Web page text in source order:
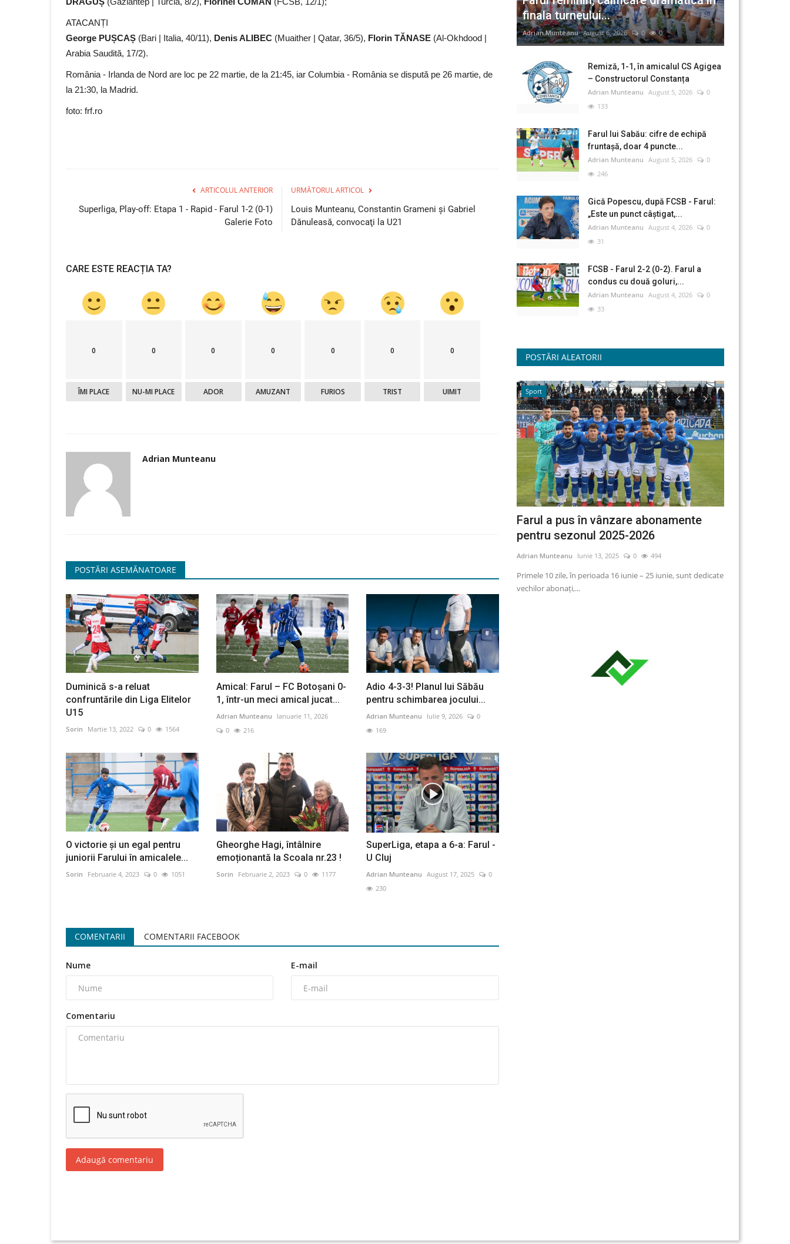
ATACANȚI
George PUȘCAȘ (Bari | Italia, 40/11), Denis ALIBEC (Muaither | Qatar, 36/5), Florin TĂNASE (Al-Okhdood |
Arabia Saudită, 17/2).
România - Irlanda de Nord are loc pe 22 martie, de la 21:45, iar Columbia - România se dispută pe 26 martie, de
la 21:30, la Madrid.
foto: frf.ro
ARTICOLUL ANTERIOR
Superliga, Play-off: Etapa 1 - Rapid - Farul 1-2 (0-1)
Galerie Foto
URMĂTORUL ARTICOL
Louis Munteanu, Constantin Grameni şi Gabriel
Dănuleasă, convocaţi la U21
CARE ESTE REACȚIA TA?
0
ÎMI PLACE
0
NU-MI PLACE
0
ADOR
0
AMUZANT
0
FURIOS
0
TRIST
0
UIMIT
Adrian Munteanu
POSTĂRI ASEMĂNATOARE
Duminică s-a reluat
confruntările din Liga Elitelor
U15
Sorin Martie 13, 2022 0 1564
Amical: Farul – FC Botoşani 0-
1, într-un meci amical jucat...
Adrian Munteanu
Ianuarie 11, 2026
0
216
Adio 4-3-3! Planul lui Săbău
pentru schimbarea jocului...
Adrian Munteanu Iulie 9, 2026
0
169
O victorie și un egal pentru
juniorii Farului în amicalele...
Sorin Februarie 4, 2023 0 1051
Gheorghe Hagi, întâlnire
emoționantă la Scoala nr.23 !
Sorin Februarie 2, 2023 0 1177
SuperLiga, etapa a 6-a: Farul -
U Cluj
Adrian Munteanu August 17, 2025
0
230
COMENTARII COMENTARII FACEBOOK
Nume E-mail
Comentariu
Adaugă comentariu
finala turneului...
Adrian Munteanu August 6, 2026 0 0
Remiză, 1-1, în amicalul CS Agigea
– Constructorul Constanța
Adrian Munteanu August 5, 2026
0
133
Farul lui Sabău: cifre de echipă
fruntașă, doar 4 puncte...
Adrian Munteanu August 5, 2026
0
246
Gică Popescu, după FCSB - Farul:
„Este un punct câștigat,...
Adrian Munteanu August 4, 2026
0
31
FCSB - Farul 2-2 (0-2). Farul a
condus cu două goluri,...
Adrian Munteanu August 4, 2026
0
33
POSTĂRI ALEATORII
- Farul 1-1
cu un nou antrenor,
Victorie la scor cu Dinamo 2 pentru FC
FC Farul a susținut astăzi al treilea meci amical din stagiul
Sport Sport
Farul a pus în vânzare abonamente
pentru sezonul 2025-2026
Adrian Munteanu Iunie 13, 2025 0 494
Primele 10 zile, în perioada 16 iunie – 25 iunie, sunt dedicate
vechilor abonați,...